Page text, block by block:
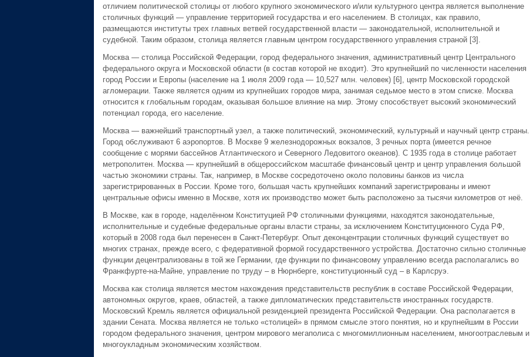
отличием политической столицы от любого крупного экономического и/или культурного центра является выполнение
столичных функций — управление территорией государства и его населением. В столицах, как правило,
размещаются институты трех главных ветвей государственной власти — законодательной, исполнительной и
судебной. Таким образом, столица является главным центром государственного управления страной [3].
Москва — столица Российской Федерации, город федерального значения, административный центр Центрального
федерального округа и Московской области (в состав которой не входит). Это крупнейший по численности населения
город России и Европы (население на 1 июля 2009 года — 10,527 млн. человек) [6], центр Московской городской
агломерации. Также является одним из крупнейших городов мира, занимая седьмое место в этом списке. Москва
относится к глобальным городам, оказывая большое влияние на мир. Этому способствует высокий экономический
потенциал города, его население.
Москва — важнейший транспортный узел, а также политический, экономический, культурный и научный центр страны.
Город обслуживают 6 аэропортов. В Москве 9 железнодорожных вокзалов, 3 речных порта (имеется речное
сообщение с морями бассейнов Атлантического и Северного Ледовитого океанов). С 1935 года в столице работает
метрополитен. Москва — крупнейший в общероссийском масштабе финансовый центр и центр управления большой
частью экономики страны. Так, например, в Москве сосредоточено около половины банков из числа
зарегистрированных в России. Кроме того, большая часть крупнейших компаний зарегистрированы и имеют
центральные офисы именно в Москве, хотя их производство может быть расположено за тысячи километров от неё.
В Москве, как в городе, наделённом Конституцией РФ столичными функциями, находятся законодательные,
исполнительные и судебные федеральные органы власти страны, за исключением Конституционного Суда РФ,
который в 2008 года был перенесен в Санкт-Петербург. Опыт деконцентрации столичных функций существует во
многих странах, прежде всего, с федеративной формой государственного устройства. Достаточно сильно столичные
функции децентрализованы в той же Германии, где функции по финансовому управлению всегда располагались во
Франкфурте-на-Майне, управление по труду – в Нюрнберге, конституционный суд – в Карлсруэ.
Москва как столица является местом нахождения представительств республик в составе Российской Федерации,
автономных округов, краев, областей, а также дипломатических представительств иностранных государств.
Московский Кремль является официальной резиденцией президента Российской Федерации. Она располагается в
здании Сената. Москва является не только «столицей» в прямом смысле этого понятия, но и крупнейшим в России
городом федерального значения, центром мирового мегаполиса с многомиллионным населением, многоотраслевым и
многоукладным экономическим хозяйством.